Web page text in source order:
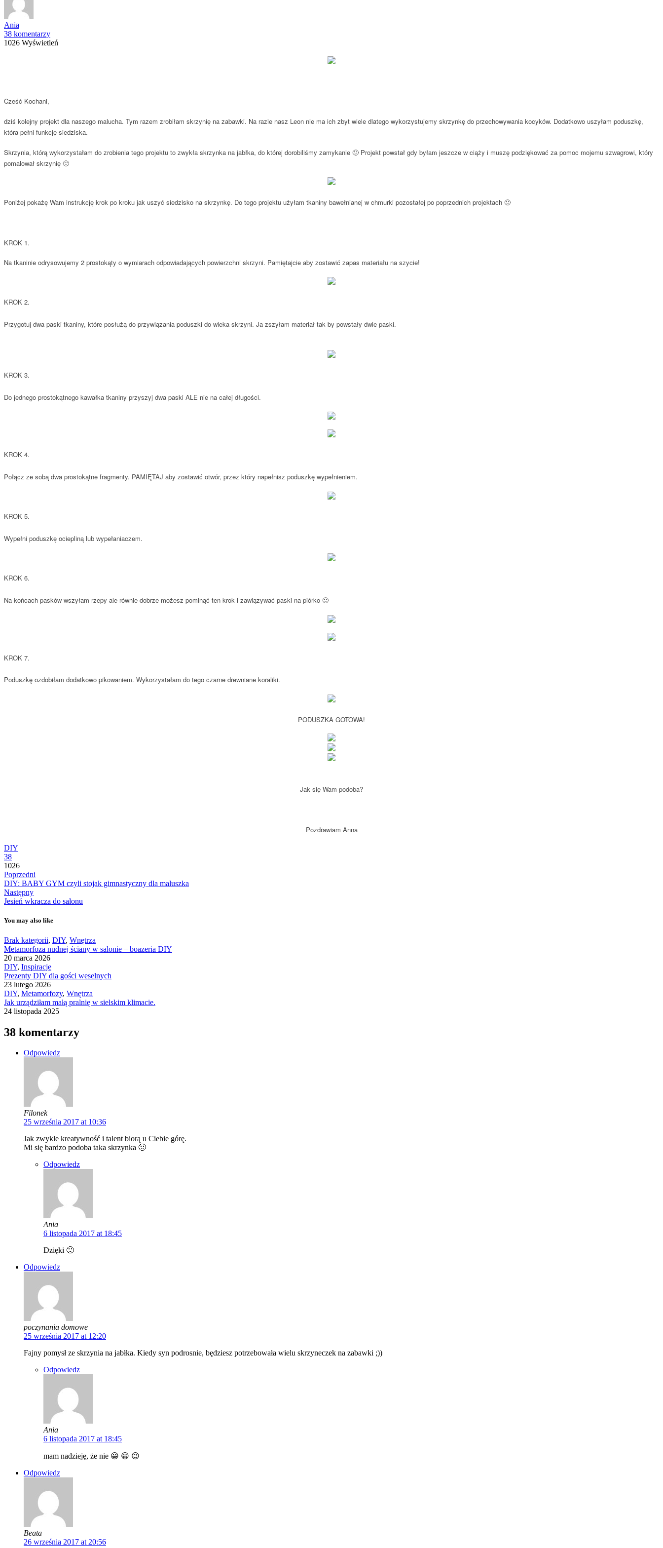
Ania
38 komentarzy
1026 Wyświetleń
Cześć Kochani,
dziś kolejny projekt dla naszego malucha. Tym razem zrobiłam skrzynię na zabawki. Na razie nasz Leon nie ma ich zbyt wiele dlatego wykorzystujemy skrzynkę do przechowywania kocyków. Dodatkowo uszyłam poduszkę,
która pełni funkcję siedziska.
Skrzynia, którą wykorzystałam do zrobienia tego projektu to zwykła skrzynka na jabłka, do której dorobiliśmy zamykanie 🙂 Projekt powstał gdy byłam jeszcze w ciąży i muszę podziękować za pomoc mojemu szwagrowi, który
pomalował skrzynię 🙂
Poniżej pokażę Wam instrukcję krok po kroku jak uszyć siedzisko na skrzynkę. Do tego projektu użyłam tkaniny bawełnianej w chmurki pozostałej po poprzednich projektach 🙂
KROK 1.
Na tkaninie odrysowujemy 2 prostokąty o wymiarach odpowiadających powierzchni skrzyni. Pamiętajcie aby zostawić zapas materiału na szycie!
KROK 2.
Przygotuj dwa paski tkaniny, które posłużą do przywiązania poduszki do wieka skrzyni. Ja zszyłam materiał tak by powstały dwie paski.
KROK 3.
Do jednego prostokątnego kawałka tkaniny przyszyj dwa paski ALE nie na całej długości.
KROK 4.
Połącz ze sobą dwa prostokątne fragmenty. PAMIĘTAJ aby zostawić otwór, przez który napełnisz poduszkę wypełnieniem.
KROK 5.
Wypełni poduszkę ociepliną lub wypełaniaczem.
KROK 6.
Na końcach pasków wszyłam rzepy ale równie dobrze możesz pominąć ten krok i zawiązywać paski na piórko 🙂
KROK 7.
Poduszkę ozdobiłam dodatkowo pikowaniem. Wykorzystałam do tego czarne drewniane koraliki.
PODUSZKA GOTOWA!
Jak się Wam podoba?
Pozdrawiam Anna
DIY
38
1026
Poprzedni
DIY: BABY GYM czyli stojak gimnastyczny dla maluszka
Następny
Jesień wkracza do salonu
You may also like
Brak kategorii, DIY, Wnętrza
Metamorfoza nudnej ściany w salonie – boazeria DIY
20 marca 2026
DIY, Inspiracje
Prezenty DIY dla gości weselnych
23 lutego 2026
DIY, Metamorfozy, Wnętrza
Jak urządziłam małą pralnię w sielskim klimacie.
24 listopada 2025
38 komentarzy
Odpowiedz
Filonek
25 września 2017 at 10:36
Jak zwykle kreatywność i talent biorą u Ciebie górę.
Mi się bardzo podoba taka skrzynka 🙂
Odpowiedz
Ania
6 listopada 2017 at 18:45
Dzięki 🙂
Odpowiedz
poczynania domowe
25 września 2017 at 12:20
Fajny pomysł ze skrzynia na jabłka. Kiedy syn podrosnie, będziesz potrzebowała wielu skrzyneczek na zabawki ;))
Odpowiedz
Ania
6 listopada 2017 at 18:45
mam nadzieję, że nie 😀 😀 😉
Odpowiedz
Beata
26 września 2017 at 20:56